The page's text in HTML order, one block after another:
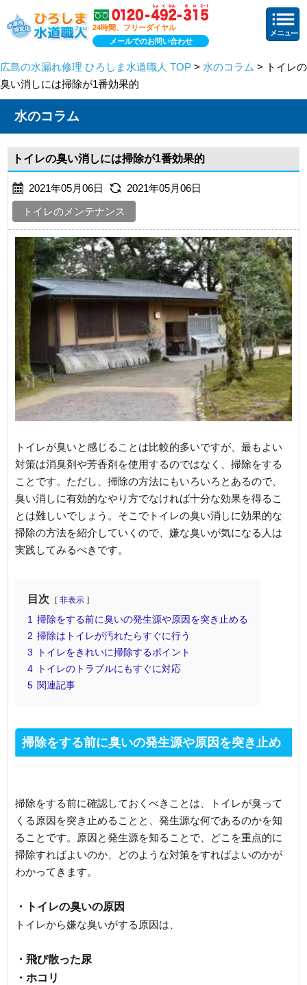
24時間、フリーダイヤル
メールでのお問い合わせ
広島の水漏れ修理 ひろしま水道職人 TOP > 水のコラム > トイレの
臭い消しには掃除が1番効果的
水のコラム
トイレの臭い消しには掃除が1番効果的
2021年05月06日
2021年05月06日
トイレのメンテナンス
トイレが臭いと感じることは比較的多いですが、最もよい
対策は消臭剤や芳香剤を使用するのではなく、掃除をする
ことです。ただし、掃除の方法にもいろいろとあるので、
臭い消しに有効的なやり方でなければ十分な効果を得るこ
とは難しいでしょう。そこでトイレの臭い消しに効果的な
掃除の方法を紹介していくので、嫌な臭いが気になる人は
実践してみるべきです。
目次 非表示
1 掃除をする前に臭いの発生源や原因を突き止める
2 掃除はトイレが汚れたらすぐに行う
3
トイレをきれいに掃除するポイント
4
トイレのトラブルにもすぐに対応
5 関連記事
掃除をする前に臭いの発生源や原因を突き止め
掃除をする前に確認しておくべきことは、トイレが臭って
くる原因を突き止めることと、発生源な何であるのかを知
ることです。原因と発生源を知ることで、どこを重点的に
掃除すればよいのか、どのような対策をすればよいのかが
わかってきます。
・トイレの臭いの原因
トイレから嫌な臭いがする原因は、
・飛び散った尿
・ホコリ